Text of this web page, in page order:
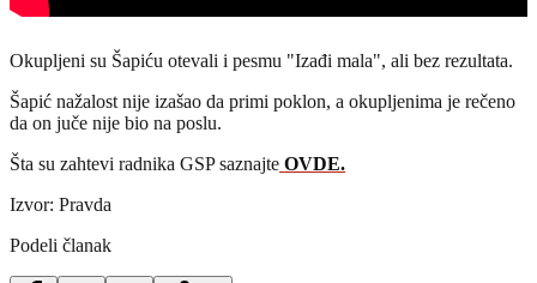
Okupljeni su Šapiću otevali i pesmu "Izađi mala", ali bez rezultata.
Šapić nažalost nije izašao da primi poklon, a okupljenima je rečeno
da on juče nije bio na poslu.
Šta su zahtevi radnika GSP saznajte OVDE.
Izvor: Pravda
Podeli članak